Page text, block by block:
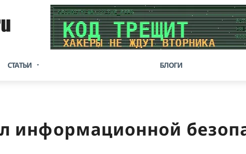
СТАТЬИ БЛОГИ
информационной